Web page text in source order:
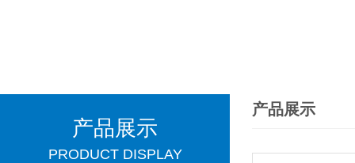
产品展示
PRODUCT DISPLAY
产品展示